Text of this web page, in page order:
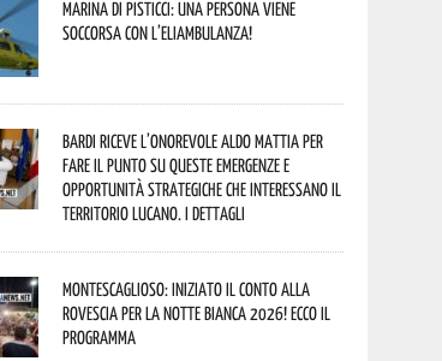
Marina di Pisticci: una persona viene
soccorsa con l’eliambulanza!
Bardi riceve l’onorevole Aldo Mattia per
fare il punto su queste emergenze e
opportunità strategiche che interessano il
territorio lucano. I dettagli
Montescaglioso: iniziato il conto alla
rovescia per la Notte Bianca 2026! Ecco il
programma